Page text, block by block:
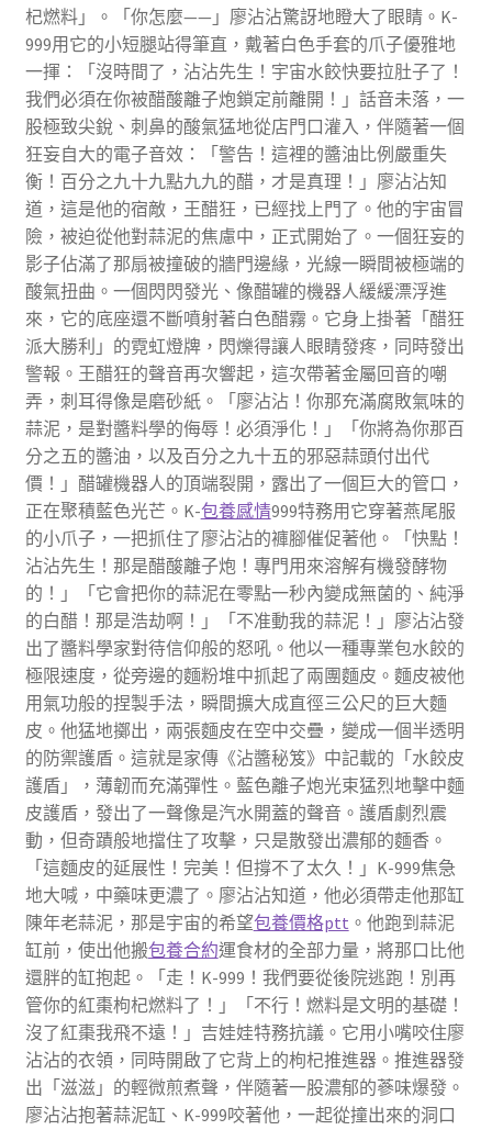
杞燃料」。「你怎麼——」廖沾沾驚訝地瞪大了眼睛。K-
999用它的小短腿站得筆直，戴著白色手套的爪子優雅地
一揮：「沒時間了，沾沾先生！宇宙水餃快要拉肚子了！
我們必須在你被醋酸離子炮鎖定前離開！」話音未落，一
股極致尖銳、刺鼻的酸氣猛地從店門口灌入，伴隨著一個
狂妄自大的電子音效：「警告！這裡的醬油比例嚴重失
衡！百分之九十九點九九的醋，才是真理！」廖沾沾知
道，這是他的宿敵，王醋狂，已經找上門了。他的宇宙冒
險，被迫從他對蒜泥的焦慮中，正式開始了。一個狂妄的
影子佔滿了那扇被撞破的牆門邊緣，光線一瞬間被極端的
酸氣扭曲。一個閃閃發光、像醋罐的機器人緩緩漂浮進
來，它的底座還不斷噴射著白色醋霧。它身上掛著「醋狂
派大勝利」的霓虹燈牌，閃爍得讓人眼睛發疼，同時發出
警報。王醋狂的聲音再次響起，這次帶著金屬回音的嘲
弄，刺耳得像是磨砂紙。「廖沾沾！你那充滿腐敗氣味的
蒜泥，是對醬料學的侮辱！必須淨化！」「你將為你那百
分之五的醬油，以及百分之九十五的邪惡蒜頭付出代
價！」醋罐機器人的頂端裂開，露出了一個巨大的管口，
正在聚積藍色光芒。K-包養感情999特務用它穿著燕尾服
的小爪子，一把抓住了廖沾沾的褲腳催促著他。「快點！
沾沾先生！那是醋酸離子炮！專門用來溶解有機發酵物
的！」「它會把你的蒜泥在零點一秒內變成無菌的、純淨
的白醋！那是浩劫啊！」「不准動我的蒜泥！」廖沾沾發
出了醬料學家對待信仰般的怒吼。他以一種專業包水餃的
極限速度，從旁邊的麵粉堆中抓起了兩團麵皮。麵皮被他
用氣功般的捏製手法，瞬間擴大成直徑三公尺的巨大麵
皮。他猛地擲出，兩張麵皮在空中交疊，變成一個半透明
的防禦護盾。這就是家傳《沾醬秘笈》中記載的「水餃皮
護盾」，薄韌而充滿彈性。藍色離子炮光束猛烈地擊中麵
皮護盾，發出了一聲像是汽水開蓋的聲音。護盾劇烈震
動，但奇蹟般地擋住了攻擊，只是散發出濃郁的麵香。
「這麵皮的延展性！完美！但撐不了太久！」K-999焦急
地大喊，中藥味更濃了。廖沾沾知道，他必須帶走他那缸
陳年老蒜泥，那是宇宙的希望包養價格ptt 。他跑到蒜泥
缸前，使出他搬包養合約運食材的全部力量，將那口比他
還胖的缸抱起。「走！K-999！我們要從後院逃跑！別再
管你的紅棗枸杞燃料了！」「不行！燃料是文明的基礎！
沒了紅棗我飛不遠！」吉娃娃特務抗議。它用小嘴咬住廖
沾沾的衣領，同時開啟了它背上的枸杞推進器。推進器發
出「滋滋」的輕微煎煮聲，伴隨著一股濃郁的蔘味爆發。
廖沾沾抱著蒜泥缸、K-999咬著他，一起從撞出來的洞口